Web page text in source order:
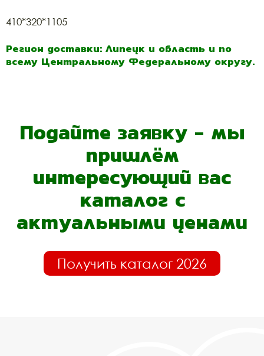
410*320*1105
Регион доставки: Липецк и область и по
всему Центральному Федеральному округу.
Подайте заявку - мы
пришлём
интересующий вас
каталог с
актуальными ценами
Получить каталог 2026